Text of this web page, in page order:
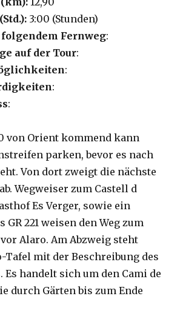
3:00 (Stunden)
folgendem Fernweg:
auf der Tour:
:
:
:
von Orient kommend kann
parken, bevor es nach
Von dort zweigt die nächste
Wegweiser zum Castell d
Es Verger, sowie ein
GR 221 weisen den Weg zum
Alaro. Am Abzweig steht
Tafel mit der Beschreibung des
Es handelt sich um den Cami de
durch Gärten bis zum Ende